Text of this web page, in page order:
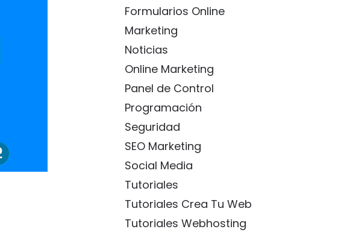
Formularios Online
Marketing
Noticias
Online Marketing
Panel de Control
Programación
Seguridad
SEO Marketing
Social Media
Tutoriales
Tutoriales Crea Tu Web
Tutoriales Webhosting